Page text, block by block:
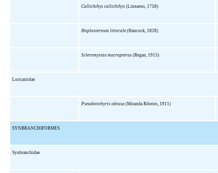
Callichthys callichthys(Linnaeus, 1758)
Hoplosternum littorale(Hancock, 1828)
Scleromystax macropterus(Regan, 1913)
Loricariidae
Pseudotothyris obtusa (Miranda Ribeiro, 1911)
SYNBRANCHIFORMES
Synbranchidae